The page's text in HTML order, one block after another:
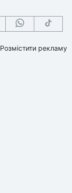
Розмістити рекламу